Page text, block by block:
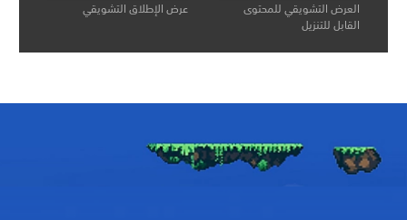
عرض الإطلاق التشويقي
العرض التشويقي للمحتوى
القابل للتنزيل